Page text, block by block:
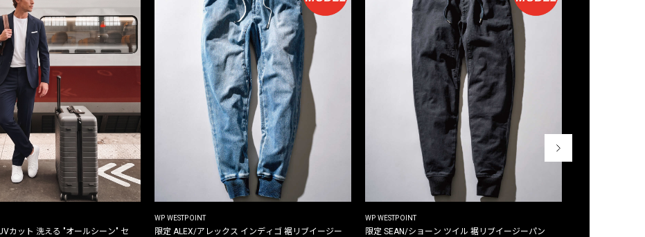
カット 洗える "オールシーン" セ
WP WESTPOINT
限定 ALEX/アレックス インディゴ 裾リブイージー
WP WESTPOINT
限定 SEAN/ショーン ツイル 裾リブイージーパン